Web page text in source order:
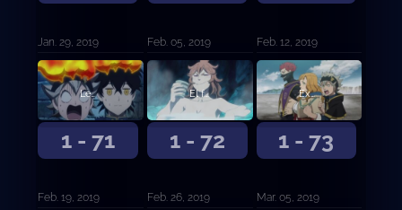
Jan. 29, 2019 Feb. 05, 2019 Feb. 12, 2019
1 - 71
Leona imbatida sin corona
Feb. 19, 2019
1 - 72
El fuego de Santelmo
Feb. 26, 2019
1 - 73
Examen de selección de los Caballeros Reales
Mar. 05, 2019